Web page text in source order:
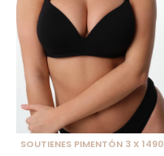
SOUTIENES PIMENTÓN 3 X 1490